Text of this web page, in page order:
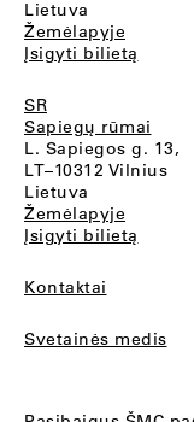
Lietuva
Žemėlapyje
Įsigyti bilietą
SR
Sapiegų rūmai
L. Sapiegos g. 13,
LT–10312 Vilnius
Lietuva
Žemėlapyje
Įsigyti bilietą
Kontaktai
Svetainės medis